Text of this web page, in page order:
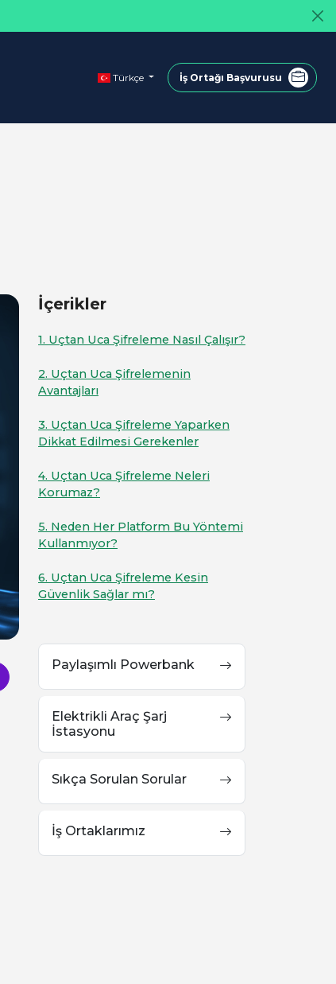
Türkçe İş Ortağı Başvurusu
İçerikler
1. Uçtan Uca Şifreleme Nasıl Çalışır?
2. Uçtan Uca Şifrelemenin
Avantajları
3. Uçtan Uca Şifreleme Yaparken
Dikkat Edilmesi Gerekenler
4. Uçtan Uca Şifreleme Neleri
Korumaz?
5. Neden Her Platform Bu Yöntemi
Kullanmıyor?
6. Uçtan Uca Şifreleme Kesin
Güvenlik Sağlar mı?
Paylaşımlı Powerbank
Elektrikli Araç Şarj
İstasyonu
Sıkça Sorulan Sorular
İş Ortaklarımız